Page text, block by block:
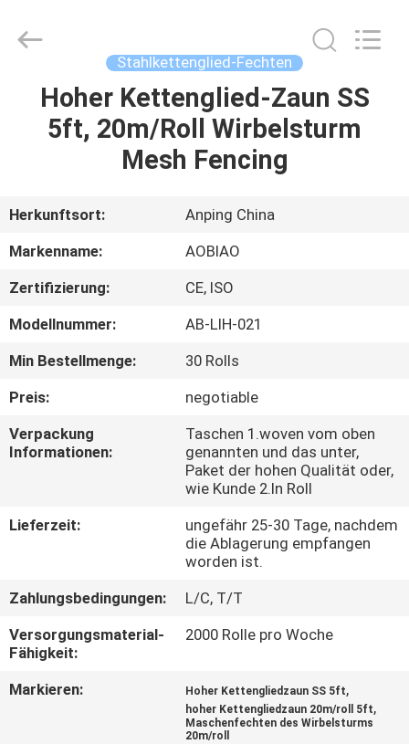
HAUS
PRODUKTE
ÜBER
UNS
FABRIK-
AUSFLUG
QUALITÄTSKONTROLLE
TRETEN
MIT
VERBINDUNG
FORDERN
SIE
2021
Stahlkettenglied-Fechten
Hoher Kettenglied-Zaun SS
5ft, 20m/Roll Wirbelsturm
Mesh Fencing
Herkunftsort:
Anping China
Markenname:
AOBIAO
Zertifizierung:
CE, ISO
Modellnummer:
AB-LIH-021
Min Bestellmenge:
30 Rolls
Preis:
negotiable
Verpackung
Informationen:
Taschen 1.woven vom oben
genannten und das unter,
Paket der hohen Qualität oder,
wie Kunde 2.In Roll
Lieferzeit:
ungefähr 25-30 Tage, nachdem
die Ablagerung empfangen
worden ist.
Zahlungsbedingungen:
L/C, T/T
Versorgungsmaterial-
Fähigkeit:
2000 Rolle pro Woche
Markieren: Hoher Kettengliedzaun SS 5ft,
hoher Kettengliedzaun 20m/roll 5ft,
Maschenfechten des Wirbelsturms
20m/roll